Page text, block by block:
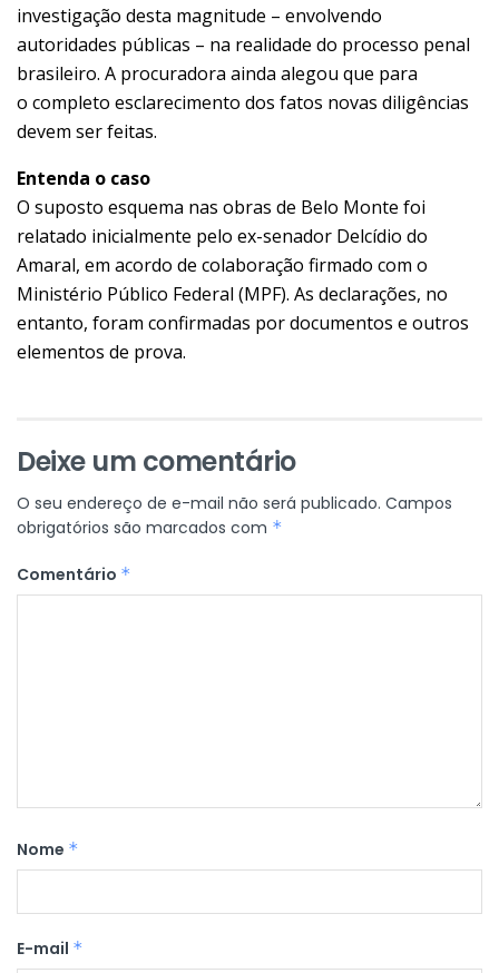
investigação desta magnitude – envolvendo
autoridades públicas – na realidade do processo penal
brasileiro. A procuradora ainda alegou que para
o completo esclarecimento dos fatos novas diligências
devem ser feitas.
Entenda o caso
O suposto esquema nas obras de Belo Monte foi
relatado inicialmente pelo ex-senador Delcídio do
Amaral, em acordo de colaboração firmado com o
Ministério Público Federal (MPF). As declarações, no
entanto, foram confirmadas por documentos e outros
elementos de prova.
Deixe um comentário
O seu endereço de e-mail não será publicado. Campos
obrigatórios são marcados com *
Comentário *
Nome *
E-mail *